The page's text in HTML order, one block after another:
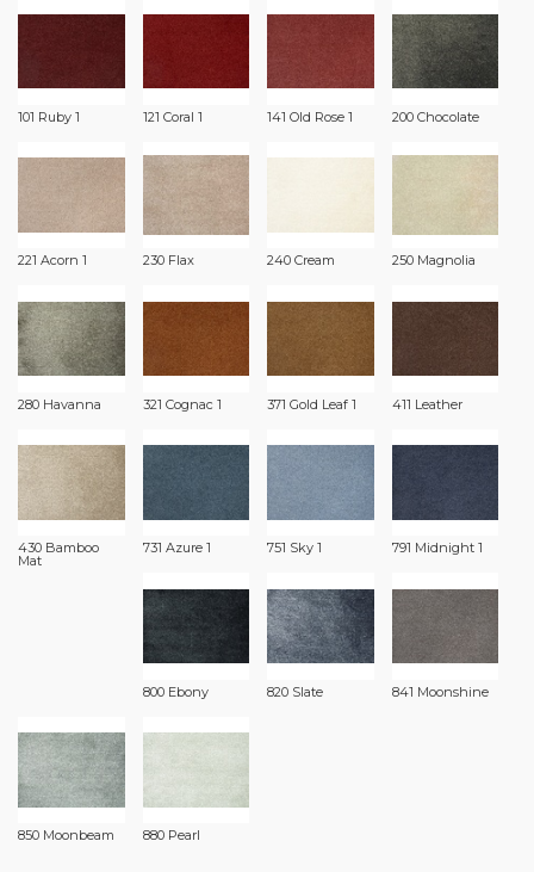
101 Ruby 1 121 Coral 1 141 Old Rose 1 200 Chocolate
221 Acorn 1 230 Flax 240 Cream 250 Magnolia
280 Havanna 321 Cognac 1 371 Gold Leaf 1 411 Leather
430 Bamboo
Mat
731 Azure 1 751 Sky 1 791 Midnight 1
800 Ebony 820 Slate 841 Moonshine
850 Moonbeam 880 Pearl